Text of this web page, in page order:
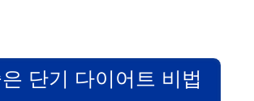
단기 다이어트 비법